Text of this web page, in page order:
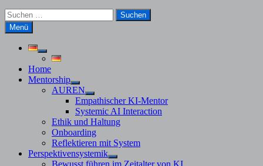
Suchen
nach:
Menü
Untermenü
anzeigen
Home
Mentorship
Untermenü
anzeigen
AUREN
Untermenü
anzeigen
Empathischer KI-Mentor
Systemic AI Interaction
Ethik und Haltung
Onboarding
Reflektieren mit System
Perspektivensystemik
Untermenü